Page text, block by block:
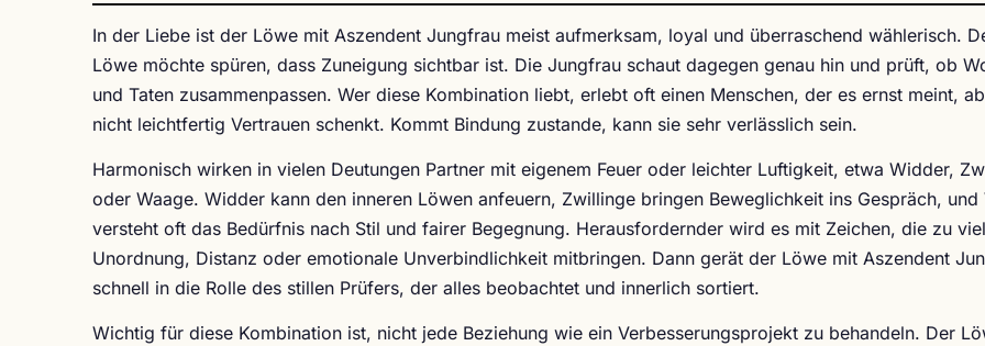
In der Liebe ist der Löwe mit Aszendent Jungfrau meist aufmerksam, loyal und überraschend wählerisch.
Löwe möchte spüren, dass Zuneigung sichtbar ist. Die Jungfrau schaut dagegen genau hin und prüft, ob
und Taten zusammenpassen. Wer diese Kombination liebt, erlebt oft einen Menschen, der es ernst meint,
nicht leichtfertig Vertrauen schenkt. Kommt Bindung zustande, kann sie sehr verlässlich sein.
Harmonisch wirken in vielen Deutungen Partner mit eigenem Feuer oder leichter Luftigkeit, etwa Widder,
oder Waage. Widder kann den inneren Löwen anfeuern, Zwillinge bringen Beweglichkeit ins Gespräch, und
versteht oft das Bedürfnis nach Stil und fairer Begegnung. Herausfordernder wird es mit Zeichen, die zu viel
Unordnung, Distanz oder emotionale Unverbindlichkeit mitbringen. Dann gerät der Löwe mit Aszendent
schnell in die Rolle des stillen Prüfers, der alles beobachtet und innerlich sortiert.
Wichtig für diese Kombination ist, nicht jede Beziehung wie ein Verbesserungsprojekt zu behandeln. Der